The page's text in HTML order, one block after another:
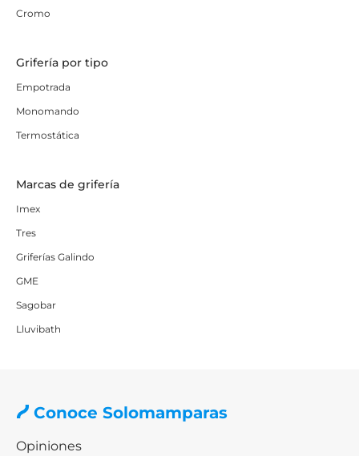
Cromo
Grifería por tipo
Empotrada
Monomando
Termostática
Marcas de grifería
Imex
Tres
Griferías Galindo
GME
Sagobar
Lluvibath
Conoce Solomamparas
Opiniones